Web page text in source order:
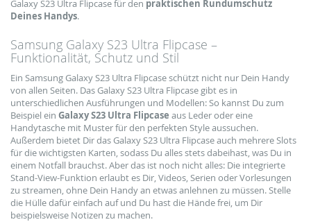
Galaxy S23 Ultra Flipcase für den praktischen Rundumschutz
Deines Handys.
Samsung Galaxy S23 Ultra Flipcase –
Funktionalität, Schutz und Stil
Ein Samsung Galaxy S23 Ultra Flipcase schützt nicht nur Dein Handy
von allen Seiten. Das Galaxy S23 Ultra Flipcase gibt es in
unterschiedlichen Ausführungen und Modellen: So kannst Du zum
Beispiel ein Galaxy S23 Ultra Flipcase aus Leder oder eine
Handytasche mit Muster für den perfekten Style aussuchen.
Außerdem bietet Dir das Galaxy S23 Ultra Flipcase auch mehrere Slots
für die wichtigsten Karten, sodass Du alles stets dabeihast, was Du in
einem Notfall brauchst. Aber das ist noch nicht alles: Die integrierte
Stand-View-Funktion erlaubt es Dir, Videos, Serien oder Vorlesungen
zu streamen, ohne Dein Handy an etwas anlehnen zu müssen. Stelle
die Hülle dafür einfach auf und Du hast die Hände frei, um Dir
beispielsweise Notizen zu machen.